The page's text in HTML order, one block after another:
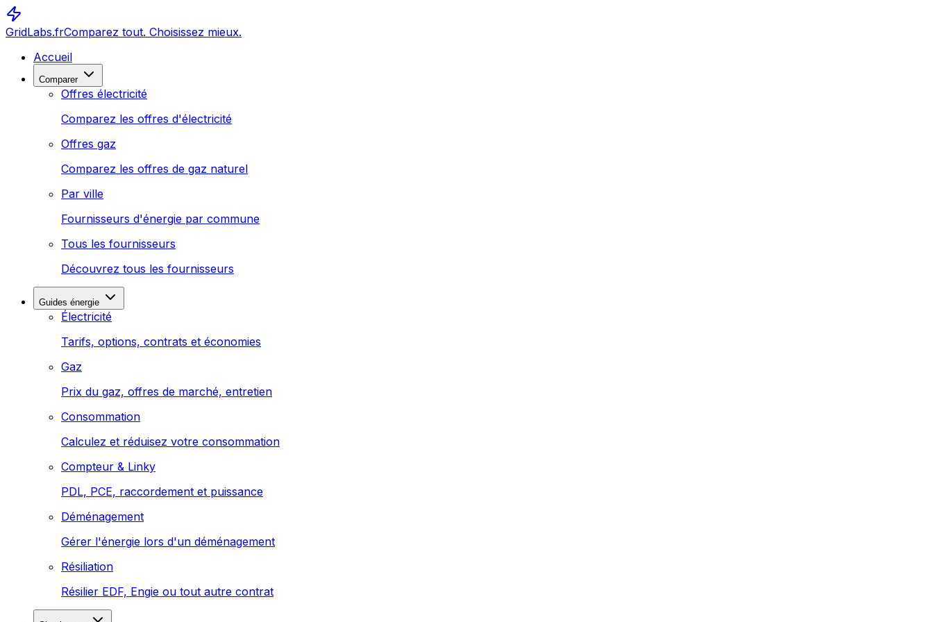
GridLabs.frComparez tout. Choisissez mieux.
Accueil
Comparer
Offres électricité
Comparez les offres d'électricité
Offres gaz
Comparez les offres de gaz naturel
Par ville
Fournisseurs d'énergie par commune
Tous les fournisseurs
Découvrez tous les fournisseurs
Guides énergie
Électricité
Tarifs, options, contrats et économies
Gaz
Prix du gaz, offres de marché, entretien
Consommation
Calculez et réduisez votre consommation
Compteur & Linky
PDL, PCE, raccordement et puissance
Déménagement
Gérer l'énergie lors d'un déménagement
Résiliation
Résilier EDF, Engie ou tout autre contrat